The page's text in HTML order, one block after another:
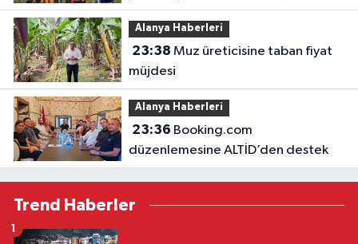
Alanya Haberleri
23:38
müjdesi
Alanya Haberleri
23:36
düzenlemesine ALTİD’den destek
Trend Haberler
1